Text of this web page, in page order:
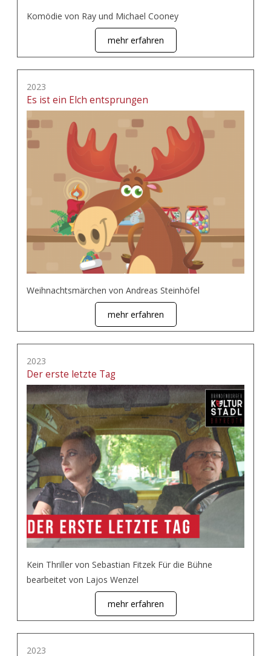
Komödie von Ray und Michael Cooney
mehr erfahren
2023
Es ist ein Elch entsprungen
Weihnachtsmärchen von Andreas Steinhöfel
mehr erfahren
2023
Der erste letzte Tag
Kein Thriller von Sebastian Fitzek Für die Bühne
bearbeitet von Lajos Wenzel
mehr erfahren
2023